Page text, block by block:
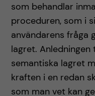
som behandlar
proceduren, som i
användarens fråga
lagret.
semantiska lagret
kraften i en redan
som man vet kan